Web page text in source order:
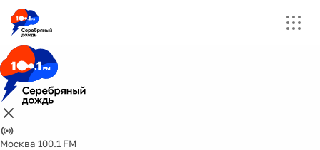
Москва 100.1 FM